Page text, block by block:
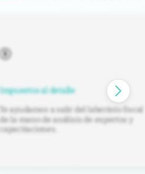
Impuestos al detalle
Te ayudamos a salir del laberinto fiscal
de la mano de análisis de expertos y
capacitaciones.